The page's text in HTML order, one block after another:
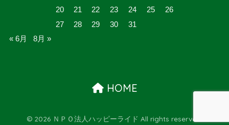
20
21 22 23 24 25
26
27
28 29 30
31
« 6月
8月 »
HOME
© 2026 ＮＰＯ法人ハッピーライド All rights reserved.